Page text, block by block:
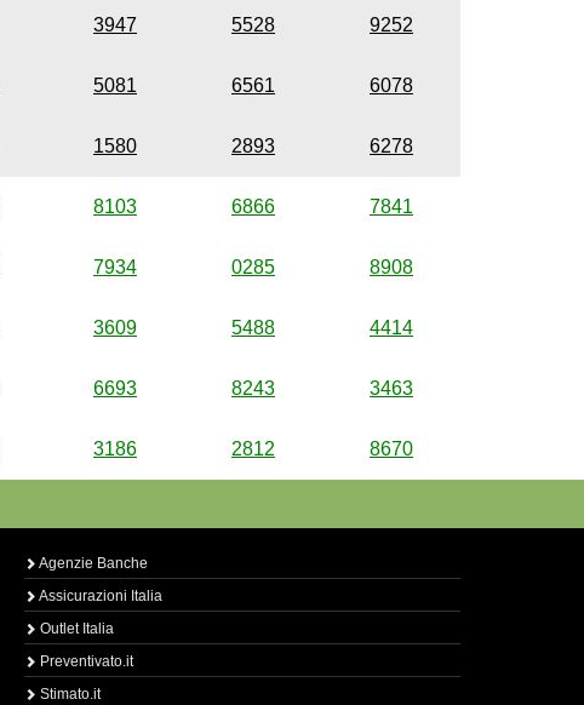
3947 5528 9252
5081 6561 6078
1580 2893 6278
8103 6866 7841
7934 0285 8908
3609 5488 4414
6693 8243 3463
3186 2812 8670
Agenzie Banche
Assicurazioni Italia
Outlet Italia
Preventivato.it
Stimato.it